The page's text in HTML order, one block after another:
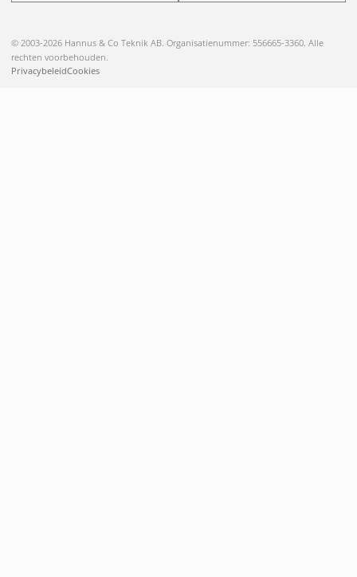
© 2003-2026 Hannus & Co Teknik AB. Organisatienummer: 556665-3360. Alle
rechten voorbehouden.
PrivacybeleidCookies